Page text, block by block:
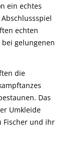
ein echtes
echten
gelungenen
die
Das
Umkleide
Fischer und ihr